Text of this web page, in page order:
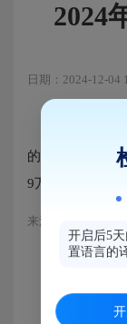
2024
日期：2024-12-04
2024年11
的生活困难，
9万元。
来源：马尾区民政局
开启后5
置语言的